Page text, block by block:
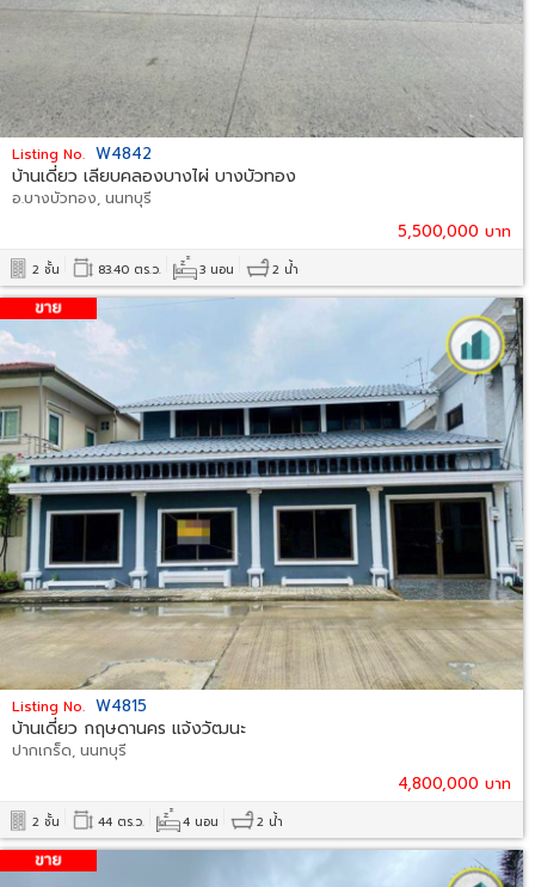
Listing No. W4842
บ้านเดี่ยว เลียบคลองบางไผ่ บางบัวทอง
อ.บางบัวทอง, นนทบุรี
5,500,000 บาท
2 ชั้น 83.40 ตร.ว. 3 นอน 2 น้ำ
Listing No. W4815
บ้านเดี่ยว กฤษดานคร แจ้งวัฒนะ
ปากเกร็ด, นนทบุรี
4,800,000 บาท
2 ชั้น 44 ตร.ว. 4 นอน 2 น้ำ